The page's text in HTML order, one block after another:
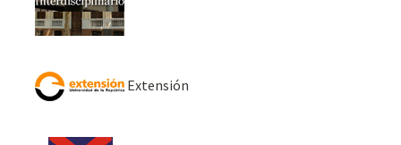
Extensión